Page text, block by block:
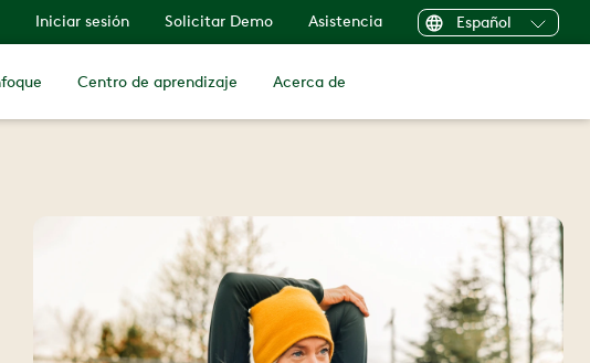
Iniciar sesión Solicitar Demo Asistencia Español
Centro de aprendizaje Acerca de